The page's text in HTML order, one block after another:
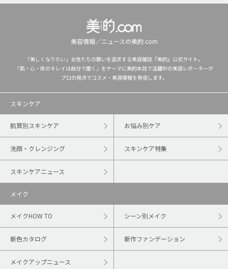
美容情報／ニュースの美的.com
「美しくなりたい」女性たちの願いを追求する美容雑誌『美的』公式サイト。
「肌・心・体のキレイは自分で磨く」をテーマに美的本誌で活躍中の美容レポーターが
プロの視点でコスメ・美容情報を発信します。
スキンケア
肌質別スキンケア お悩み別ケア
洗顔・クレンジング スキンケア特集
スキンケアニュース
メイク
メイクHOW TO シーン別メイク
新色カタログ 新作ファンデーション
メイクアップニュース